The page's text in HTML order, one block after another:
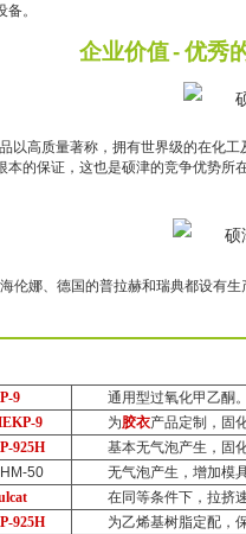
。
企业价值-优秀
以高质量著称 ， 拥有世界级的在化工
本的保证，这也是硕津的竞争优势所在
伦娜、德国的普拉赫和瑞典都设有生
9
通用型过氧化甲乙酮。
9 为胶衣产品定制，固
925H
基本无气泡产生，固化
50
无气泡产生，增加模
在同等条件下，拉挤
925H
为乙烯基树脂定配，